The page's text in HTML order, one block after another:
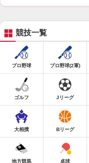
競技一覧
プロ野球 プロ野球(2軍)
ゴルフ Jリーグ
大相撲 Bリーグ
地方競馬 卓球